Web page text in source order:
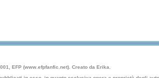
EFP (www.efpfanfic.net). Creato da Erika.